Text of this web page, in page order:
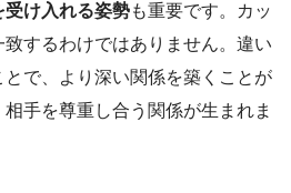
受け入れる姿勢も重要です。カッ
するわけではありません。違い
で、より深い関係を築くことが
手を尊重し合う関係が生まれま